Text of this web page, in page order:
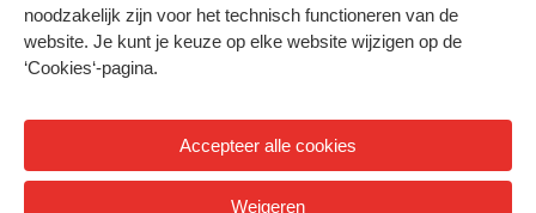
noodzakelijk zijn voor het technisch functioneren van de
website. Je kunt je keuze op elke website wijzigen op de
‘Cookies‘-pagina.
Accepteer alle cookies
Weigeren
Privacy
Cookies